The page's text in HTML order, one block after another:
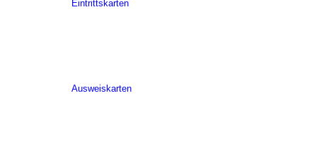
Eintrittskarten
Ausweiskarten